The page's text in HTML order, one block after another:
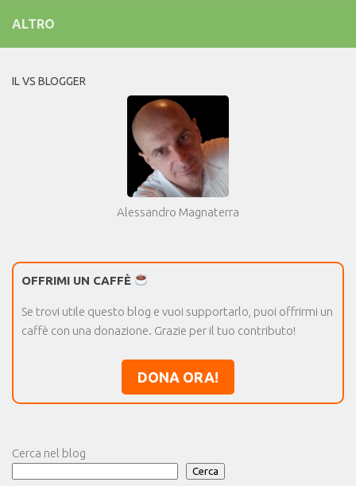
ALTRO
IL VS BLOGGER
Alessandro Magnaterra
OFFRIMI UN CAFFÈ
Se trovi utile questo blog e vuoi supportarlo, puoi offrirmi un
caffè con una donazione. Grazie per il tuo contributo!
DONA ORA!
Cerca nel blog
Cerca